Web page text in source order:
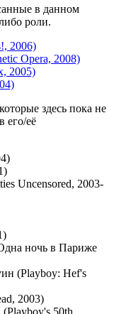
в данном
роли.
2006)
Opera, 2008)
2005)
здесь пока не
его/её
Uncensored, 2003-
ночь в Париже
(Playboy: Hef's
2003)